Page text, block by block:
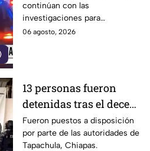
estado de salud de los
afectados en la
Estación Delta en León
continúan con las
investigaciones para
esclarecer el hecho.
06 agosto, 2026
13 personas fueron
detenidas tras el deceso
de un menor; esto
sabemos
Fueron puestos a disposición
por parte de las autoridades de
Tapachula, Chiapas.